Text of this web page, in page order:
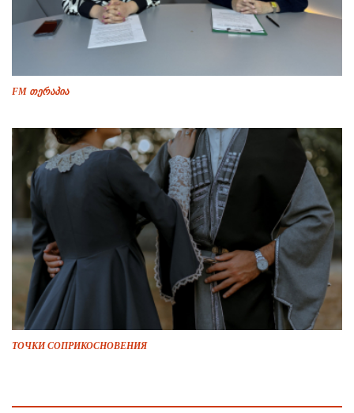
FM თერაპია
ТОЧКИ СОПРИКОСНОВЕНИЯ